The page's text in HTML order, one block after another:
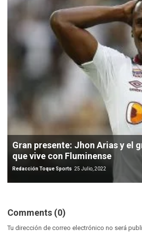
Gran presente: Jhon Arias y el
que vive con Fluminense
Redacción Toque Sports 25 Julio, 2022
Comments (0)
Tu dirección de correo electrónico no será